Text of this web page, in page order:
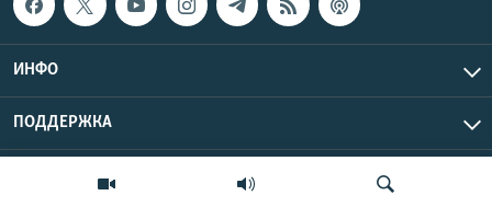
ИНФО
ПОДДЕРЖКА
Эхо Кавказа © 2026 RFE/RL, Inc. | Все права защищены.